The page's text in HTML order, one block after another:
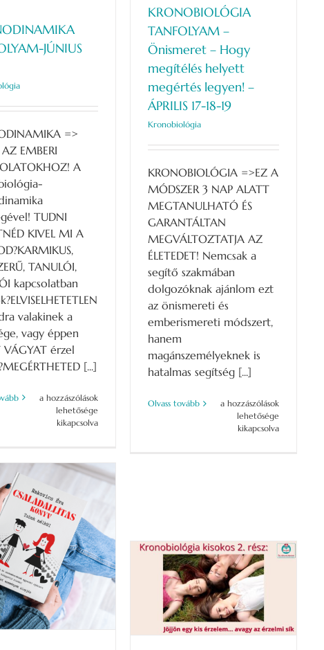
JÚNIUS
=>
AZ EMBERI
A
TUDNI
KIVEL MI A
TANULÓI,
kapcsolatban
valakinek a
vagy éppen
VÁGYAT érzel
[...]
KRONODINAMIKA
TANFOLYAM-
JÚNIUS
a hozzászólások
lehetősége
kikapcsolva
KRONOBIOLÓGIA
TANFOLYAM –
Önismeret – Hogy
megítélés helyett
megértés legyen! –
ÁPRILIS 17-18-19
Kronobiológia
KRONOBIOLÓGIA =>EZ A
MÓDSZER 3 NAP ALATT
MEGTANULHATÓ ÉS
GARANTÁLTAN
MEGVÁLTOZTATJA AZ
ÉLETEDET! Nemcsak a
segítő szakmában
dolgozóknak ajánlom ezt
az önismereti és
emberismereti módszert,
hanem
magánszemélyeknek is
hatalmas segítség [...]
Olvass tovább
KRONOBIOLÓGIA
TANFOLYAM
ÁPRILIS
17-
18-
19
bejegyzéshez
a hozzászólások
lehetősége
kikapcsolva
egy kis érzelem…
SZÍVES-BLOG